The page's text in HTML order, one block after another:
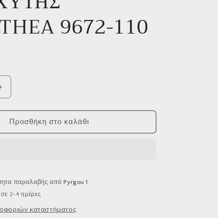
χ
ή 9672-110
Αύξηση
ΝΕΡΟΧΥΤΗΣ
Προσθήκη στο καλάθι
παραλαβής από Pyrgou 1
2-4 ημέρες
καταστήματος